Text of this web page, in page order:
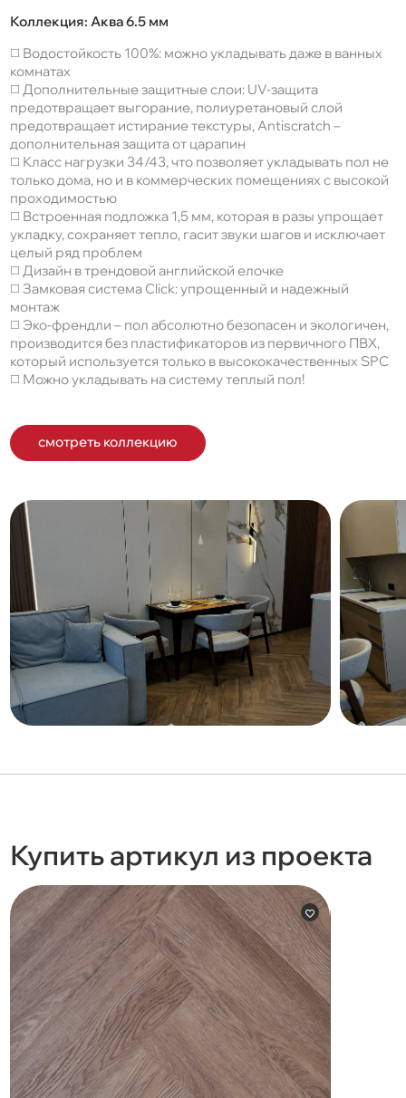
Коллекция:Аква 6.5 мм
◻️ Водостойкость 100%: можно укладывать даже в ванных
комнатах
◻️ Дополнительные защитные слои: UV-защита
предотвращает выгорание, полиуретановый слой
предотвращает истирание текстуры, Antiscratch –
дополнительная защита от царапин
◻️ Класс нагрузки 34/43, что позволяет укладывать пол не
только дома, но и в коммерческих помещениях с высокой
проходимостью
◻️ Встроенная подложка 1,5 мм, которая в разы упрощает
укладку, сохраняет тепло, гасит звуки шагов и исключает
целый ряд проблем
◻️ Дизайн в трендовой английской елочке
◻️ Замковая система Click: упрощенный и надежный
монтаж
◻️ Эко-френдли – пол абсолютно безопасен и экологичен,
производится без пластификаторов из первичного ПВХ,
который используется только в высококачественных SPC
◻️ Можно укладывать на систему теплый пол!
смотреть коллекцию
Купить артикул из проекта